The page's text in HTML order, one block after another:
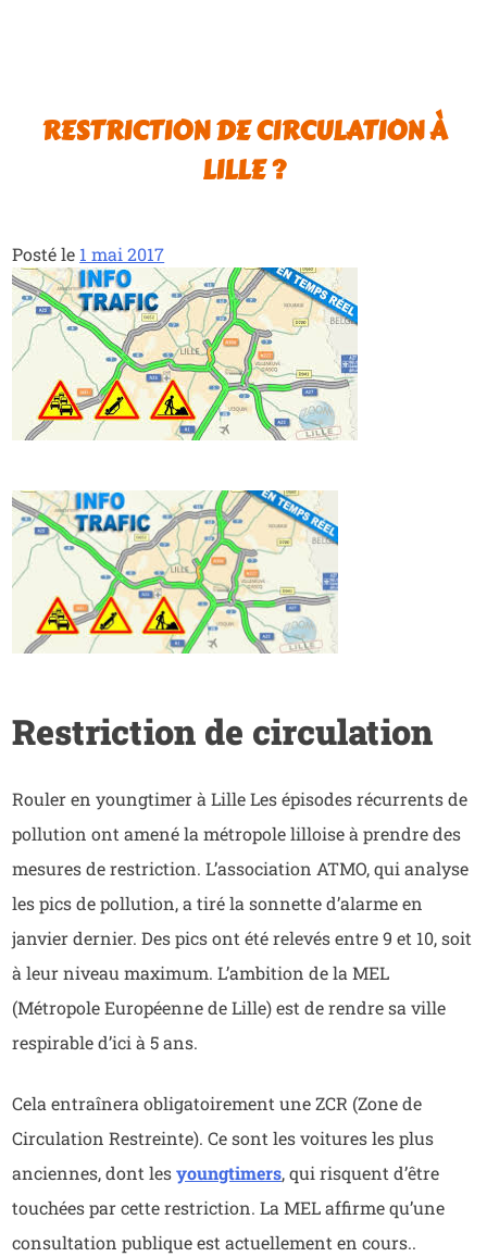
RESTRICTION DE CIRCULATION À
LILLE ?
Posté le 1 mai 2017
Restriction de circulation
Rouler en youngtimer à Lille Les épisodes récurrents de
pollution ont amené la métropole lilloise à prendre des
mesures de restriction. L’association ATMO, qui analyse
les pics de pollution, a tiré la sonnette d’alarme en
janvier dernier. Des pics ont été relevés entre 9 et 10, soit
à leur niveau maximum. L’ambition de la MEL
(Métropole Européenne de Lille) est de rendre sa ville
respirable d’ici à 5 ans.
Cela entraînera obligatoirement une ZCR (Zone de
Circulation Restreinte). Ce sont les voitures les plus
anciennes, dont lesyoungtimers, qui risquent d’être
touchées par cette restriction. La MEL affirme qu’une
consultation publique est actuellement en cours..